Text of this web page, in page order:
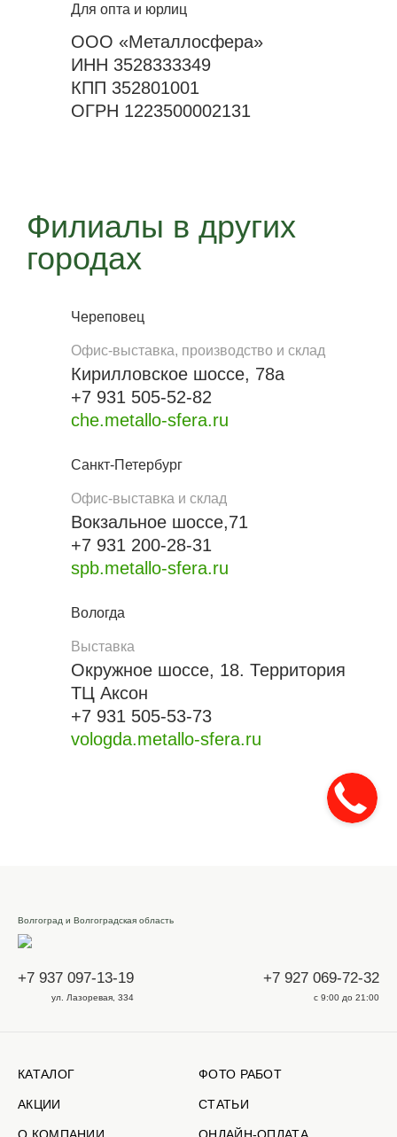
Для опта и юрлиц
ООО «Металлосфера»
ИНН 3528333349
КПП 352801001
ОГРН 1223500002131
Филиалы в других
городах
Череповец
Офис-выставка, производство и склад
Кирилловское шоссе, 78а
+7 931 505-52-82
che.metallo-sfera.ru
Санкт-Петербург
Офис-выставка и склад
Вокзальное шоссе,71
+7 931 200-28-31
spb.metallo-sfera.ru
Вологда
Выставка
Окружное шоссе, 18. Территория
ТЦ Аксон
+7 931 505-53-73
vologda.metallo-sfera.ru
Волгоград и Волгоградская область
+7 937 097-13-19
ул. Лазоревая, 334
+7 927 069-72-32
с 9:00 до 21:00
КАТАЛОГ
АКЦИИ
ФОТО РАБОТ
СТАТЬИ